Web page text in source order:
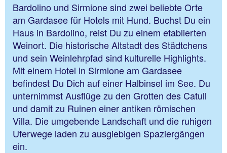
Bardolino und Sirmione sind zwei beliebte Orte
am Gardasee für Hotels mit Hund. Buchst Du ein
Haus in Bardolino, reist Du zu einem etablierten
Weinort. Die historische Altstadt des Städtchens
und sein Weinlehrpfad sind kulturelle Highlights.
Mit einem Hotel in Sirmione am Gardasee
befindest Du Dich auf einer Halbinsel im See. Du
unternimmst Ausflüge zu den Grotten des Catull
und damit zu Ruinen einer antiken römischen
Villa. Die umgebende Landschaft und die ruhigen
Uferwege laden zu ausgiebigen Spaziergängen
ein.